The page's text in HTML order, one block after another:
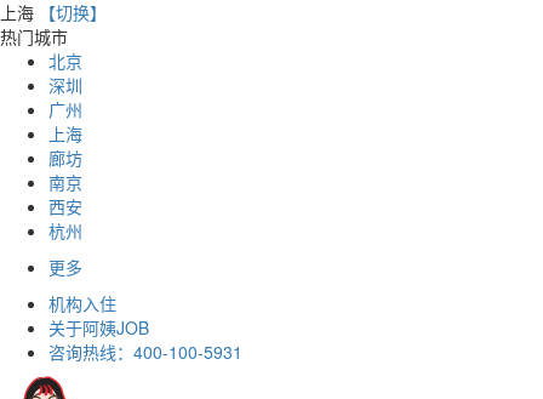
上海
【切换】
热门城市
北京
深圳
广州
上海
廊坊
南京
西安
杭州
更多
机构入住
关于阿姨JOB
咨询热线： 400-100-5931